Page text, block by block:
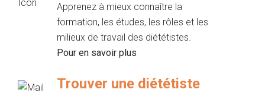
Apprenez à mieux connaître la
formation, les études, les rôles et les
milieux de travail des diététistes.
Pour en savoir plus
Trouver une diététiste